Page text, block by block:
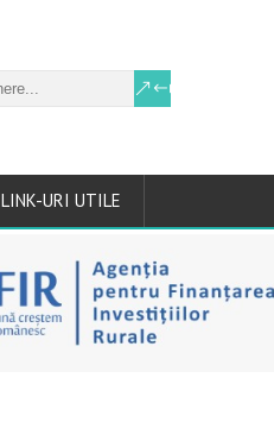
LINK-URI UTILE